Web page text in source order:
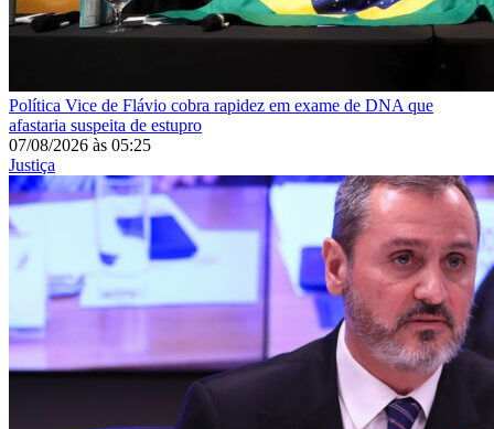
Política Vice de Flávio cobra rapidez em exame de DNA que
afastaria suspeita de estupro
07/08/2026 às 05:25
Justiça